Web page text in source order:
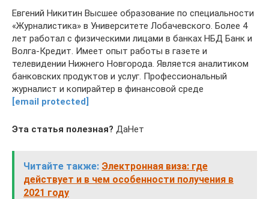
Евгений Никитин Высшее образование по специальности
«Журналистика» в Университете Лобачевского. Более 4
лет работал с физическими лицами в банках НБД Банк и
Волга-Кредит. Имеет опыт работы в газете и
телевидении Нижнего Новгорода. Является аналитиком
банковских продуктов и услуг. Профессиональный
журналист и копирайтер в финансовой среде
[email protected]
Эта статья полезная? ДаНет
Читайте также: Электронная виза: где
действует и в чем особенности получения в
2021 году